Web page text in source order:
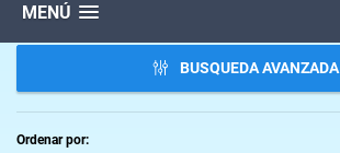
MENÚ
BUSQUEDA AVANZADA
Ordenar por: